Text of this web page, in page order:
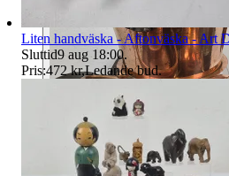
Liten handväska - Aftonväska - Art
Sluttid9 aug 18:00.
Pris:472 kr,Ledande bud.